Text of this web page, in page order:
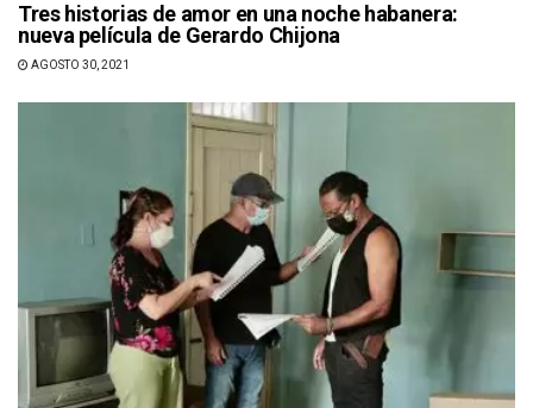
Tres historias de amor en una noche habanera:
nueva película de Gerardo Chijona
AGOSTO 30, 2021